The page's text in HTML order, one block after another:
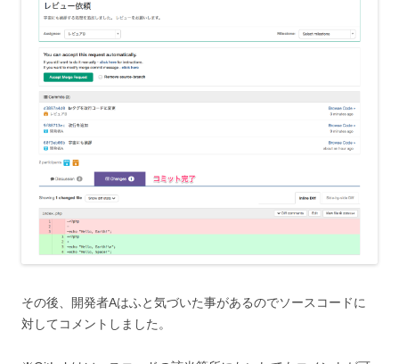
その後、開発者Aはふと気づいた事があるのでソースコードに
対してコメントしました。